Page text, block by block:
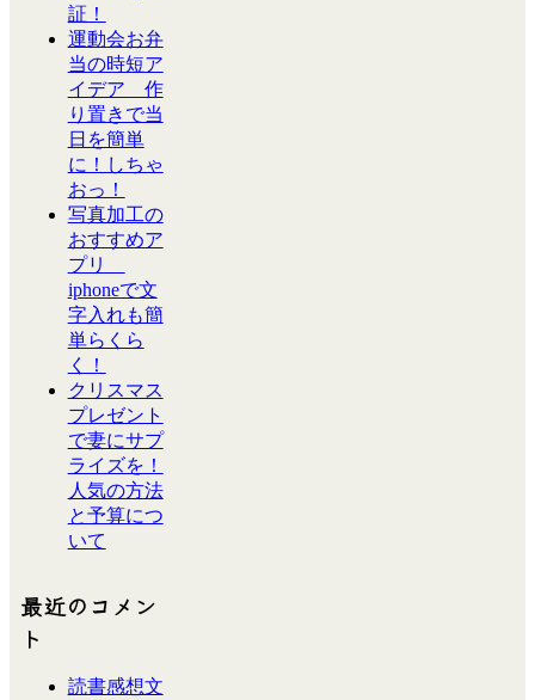
証！
運動会お弁
当の時短ア
イデア 作
り置きで当
日を簡単
に！しちゃ
おっ！
写真加工の
おすすめア
プリ
iphoneで文
字入れも簡
単らくら
く！
クリスマス
プレゼント
で妻にサプ
ライズを！
人気の方法
と予算につ
いて
最近のコメン
ト
読書感想文